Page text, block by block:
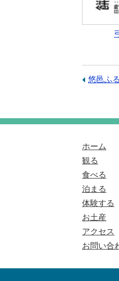
前
悠邑ふ
ホーム
観る
食べる
泊まる
体験する
お土産
アクセス
お問い合